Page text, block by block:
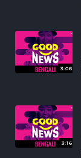
3:06
3:16